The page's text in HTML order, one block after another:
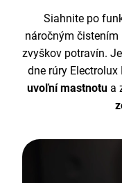
Siahnite po
náročným
zvyškov potravín.
dne rúry Electrolux
uvoľní mastnotua